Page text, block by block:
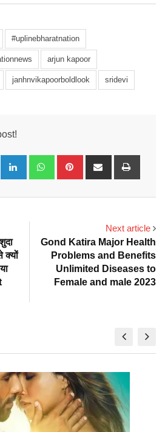
#uplinebharatnation
arjun kapoor
janhnvikapoorboldlook sridevi
Google+ LinkedIn WhatsappPinterest Share
Next article
Gond Katira Major Health
Problems and Benefits
Unlimited Diseases to
Female and male 2023